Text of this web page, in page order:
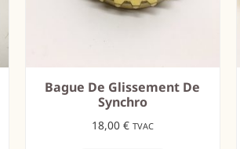
Bague De Glissement De
Synchro
18,00 € TVAC